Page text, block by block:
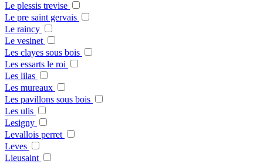
Le plessis trevise
Le pre saint gervais
Le raincy
Le vesinet
Les clayes sous bois
Les essarts le roi
Les lilas
Les mureaux
Les pavillons sous bois
Les ulis
Lesigny
Levallois perret
Leves
Lieusaint